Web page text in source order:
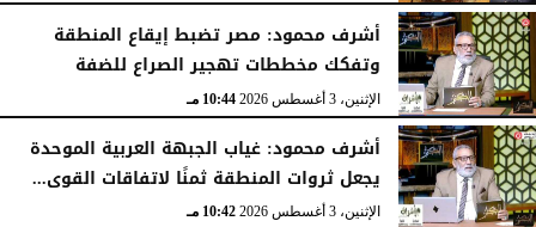
الثلاثاء، 4 أغسطس 2026
أشرف محمود: مصر تضبط إيقاع المنطقة
وتفكك مخططات تهجير الصراع للضفة
الإثنين، 3 أغسطس 2026 10:44 مـ
أشرف محمود: غياب الجبهة العربية الموحدة
يجعل ثروات المنطقة ثمنًا لاتفاقات القوى...
الإثنين، 3 أغسطس 2026 10:42 مـ